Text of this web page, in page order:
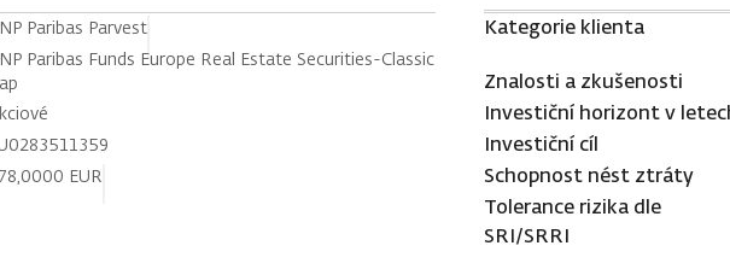
Paribas Parvest
Paribas Funds Europe Real Estate Securities-Classic
EUR
Kategorie klienta
Znalosti a zkušenosti
Investiční horizont v
Investiční cíl
Schopnost nést ztráty
Tolerance rizika dle
SRI/SRRI